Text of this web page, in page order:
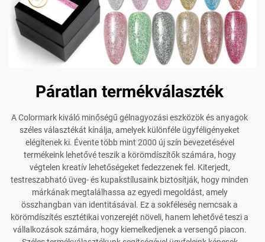
Páratlan termékválaszték
A Colormark kiváló minőségű gélnagyozási eszközök és anyagok
széles választékát kínálja, amelyek különféle ügyféligényeket
elégítenek ki. Évente több mint 2000 új szín bevezetésével
termékeink lehetővé teszik a körömdíszítők számára, hogy
végtelen kreatív lehetőségeket fedezzenek fel. Kiterjedt,
testreszabható üveg- és kupakstílusaink biztosítják, hogy minden
márkának megtalálhassa az egyedi megoldást, amely
összhangban van identitásával. Ez a sokféleség nemcsak a
körömdíszítés esztétikai vonzerejét növeli, hanem lehetővé teszi a
vállalkozások számára, hogy kiemelkedjenek a versengő piacon.